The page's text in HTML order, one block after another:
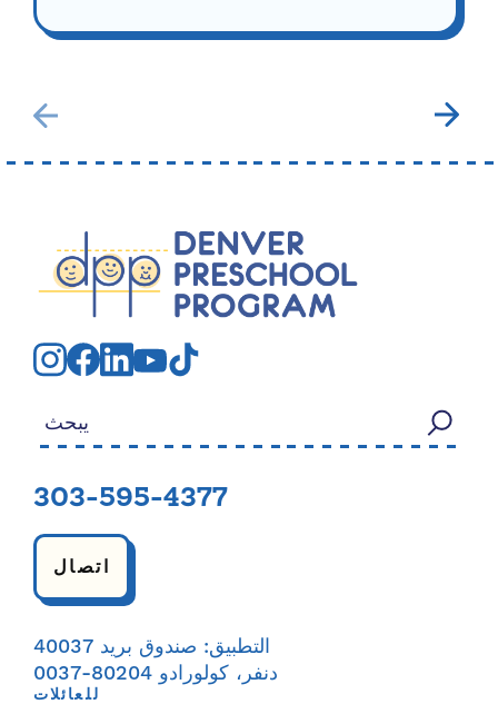
303-595-4377
اتصال
التطبيق: صندوق بريد 40037
دنفر، كولورادو 80204-0037
للعائلات